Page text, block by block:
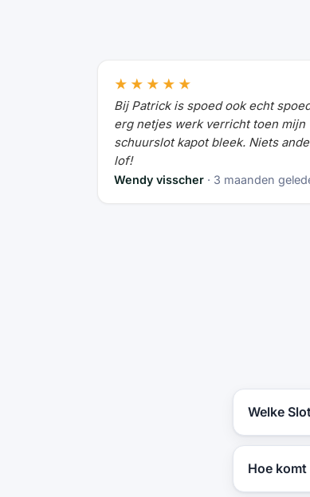
★★★★★
Bij Patrick is spoed ook echt
erg netjes werk verricht toen mijn
schuurslot kapot bleek. Niets
lof!
Wendy visscher · 3 maanden
Welke
Hoe